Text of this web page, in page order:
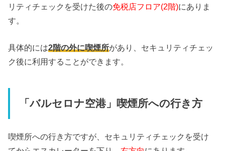
リティチェックを受けた後の免税店フロア(2階)にありま
す。
具体的には2階の外に喫煙所があり、セキュリティチェッ
ク後に利用することができます。
「バルセロナ空港」喫煙所への行き方
喫煙所への行き方ですが、セキュリティチェックを受け